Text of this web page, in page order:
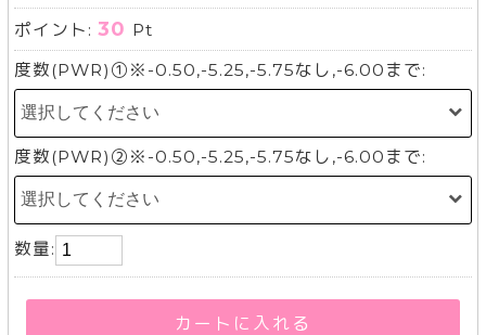
ポイント:30 Pt
度数(PWR)①※-0.50,-5.25,-5.75なし,-6.00まで:
度数(PWR)②※-0.50,-5.25,-5.75なし,-6.00まで:
数量:
カートに入れる